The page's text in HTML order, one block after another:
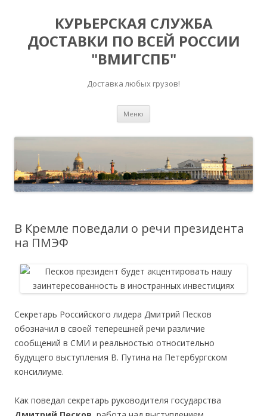
КУРЬЕРСКАЯ СЛУЖБА
ДОСТАВКИ ПО ВСЕЙ РОССИИ
"ВМИГСПБ"
Доставка любых грузов!
Меню
В Кремле поведали о речи президента
на ПМЭФ
Секретарь Российского лидера Дмитрий Песков
обозначил в своей теперешней речи различие
сообщений в СМИ и реальностью относительно
будущего выступления В. Путина на Петербургском
консилиуме.
Как поведал секретарь руководителя государства